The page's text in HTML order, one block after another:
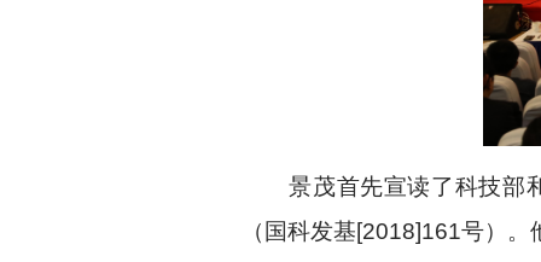
景茂首先宣读了科技部和
（国科发基[2018]161号）。